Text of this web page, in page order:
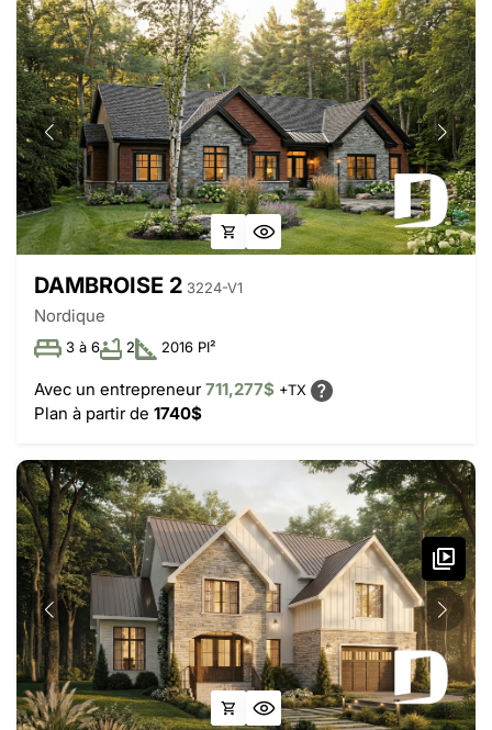
DAMBROISE 2 3224-V1
Nordique
3 à 6 2 2016 PI²
Avec un entrepreneur711,277$ +TX
Plan à partir de 1740$